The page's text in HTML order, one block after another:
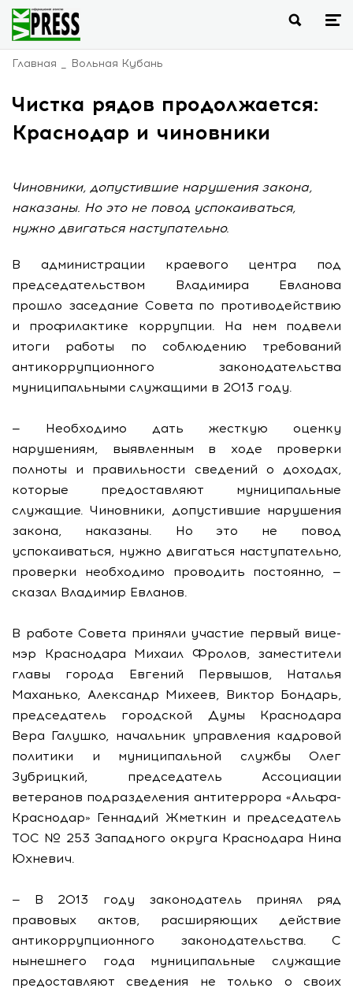
Главная Вольная Кубань
Чистка рядов продолжается:
Краснодар и чиновники
Чиновники, допустившие нарушения закона,
наказаны. Но это не повод успокаиваться,
нужно двигаться наступательно.
В администрации краевого центра под
председательством Владимира Евланова
прошло заседание Совета по противодействию
и профилактике коррупции. На нем подвели
итоги работы по соблюдению требований
антикоррупционного законодательства
муниципальными служащими в 2013 году.
— Необходимо дать жесткую оценку
нарушениям, выявленным в ходе проверки
полноты и правильности сведений о доходах,
которые предоставляют муниципальные
служащие. Чиновники, допустившие нарушения
закона, наказаны. Но это не повод
успокаиваться, нужно двигаться наступательно,
проверки необходимо проводить постоянно, —
сказал Владимир Евланов.
В работе Совета приняли участие первый вице-
мэр Краснодара Михаил Фролов, заместители
главы города Евгений Первышов, Наталья
Маханько, Александр Михеев, Виктор Бондарь,
председатель городской Думы Краснодара
Вера Галушко, начальник управления кадровой
политики и муниципальной службы Олег
Зубрицкий, председатель Ассоциации
ветеранов подразделения антитеррора «Альфа-
Краснодар» Геннадий Жметкин и председатель
ТОС № 253 Западного округа Краснодара Нина
Юхневич.
— В 2013 году законодатель принял ряд
правовых актов, расширяющих действие
антикоррупционного законодательства. С
нынешнего года муниципальные служащие
предоставляют сведения не только о своих